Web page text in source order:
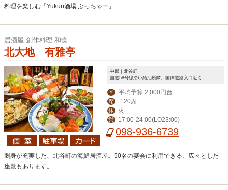
料理を楽しむ「Yukuri酒場 ぶっちゃー」
居酒屋 創作料理 和食
北大地 有雅亭
中部｜北谷町
国道58号線沿い給油所隣。国体道路入口近く
￥ 平均予算 2,000円台
席 120席
休 火
営 17:00-24:00(LO23:00)
098-936-6739
刺身が充実した、北谷町の海鮮居酒屋。50名の宴会に利用できる、広々とした
座敷もあります。